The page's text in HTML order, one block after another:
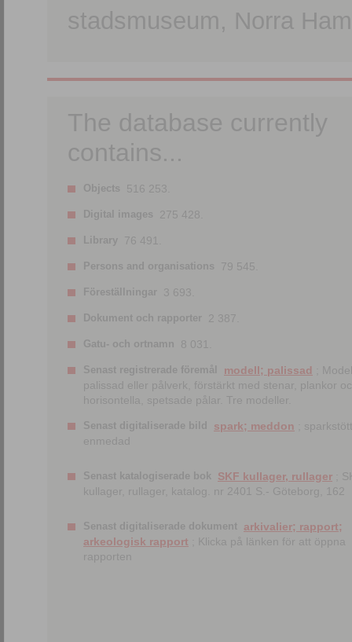
stadsmuseum, Norra
The database currently
contains...
Objects 516 253.
Digital images 275 428.
Library 76 491.
Persons and organisations 79 545.
Föreställningar 3 693.
Dokument och rapporter 2 387.
Gatu- och ortnamn 8 031.
Senast registrerade föremål modell; palissad
;
palissad eller pålverk, förstärkt med stenar, plankor
horisontella, spetsade pålar. Tre modeller.
Senast digitaliserade bild spark; meddon ;
enmedad
Senast katalogiserade bok SKF kullager, rullager ;
kullager, rullager, katalog. nr 2401 S.- Göteborg, 162
Senast digitaliserade dokument arkivalier; rapport;
arkeologisk rapport ; Klicka på länken för att öppna
rapporten